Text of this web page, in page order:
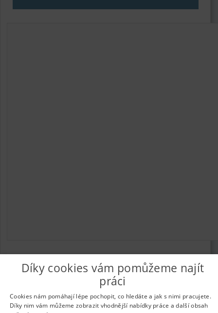
| Nabídka práce - zaměstnání
Informace o webu a kontakt na provozovatele
webu|Vložit inzerát|Odběr novinek |Odstranění inzerátu |
Nastavení cookies
Díky cookies vám pomůžeme najít
práci
Cookies nám pomáhají lépe pochopit, co hledáte a jak s nimi pracujete.
Díky nim vám můžeme zobrazit vhodnější nabídky práce a další obsah